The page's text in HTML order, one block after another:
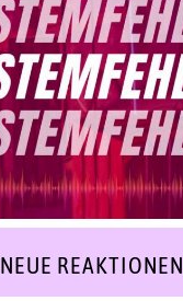
NEUE REAKTIONEN